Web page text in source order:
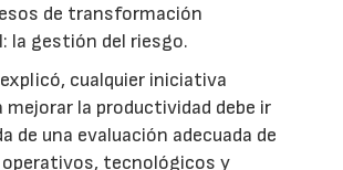
de transformación
la gestión del riesgo.
cualquier iniciativa
mejorar la productividad debe ir
de una evaluación adecuada de
tecnológicos y